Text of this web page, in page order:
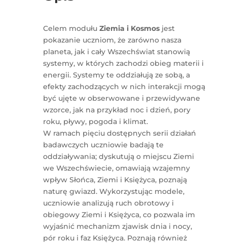
Celem modułuZiemia i Kosmos jest
pokazanie uczniom, że zarówno nasza
planeta, jak i cały Wszechświat stanowią
systemy, w których zachodzi obieg materii i
energii. Systemy te oddziałują ze sobą, a
efekty zachodzących w nich interakcji mogą
być ujęte w obserwowane i przewidywane
wzorce, jak na przykład noc i dzień, pory
roku, pływy, pogoda i klimat.
W ramach pięciu dostępnych serii działań
badawczych uczniowie badają te
oddziaływania; dyskutują o miejscu Ziemi
we Wszechświecie, omawiają wzajemny
wpływ Słońca, Ziemi i Księżyca, poznają
naturę gwiazd. Wykorzystując modele,
uczniowie analizują ruch obrotowy i
obiegowy Ziemi i Księżyca, co pozwala im
wyjaśnić mechanizm zjawisk dnia i nocy,
pór roku i faz Księżyca. Poznają również